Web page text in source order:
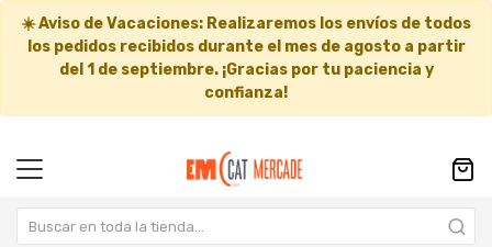
☀️Aviso de Vacaciones: Realizaremos los envíos de todos
los pedidos recibidos durante el mes de agosto a partir
del 1 de septiembre. ¡Gracias por tu paciencia y
confianza!